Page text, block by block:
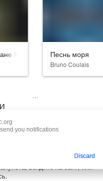
Кошмаров Песнь моря
Bruno Coulais
...
комментарии, создавать
войдите на сайт, или
you notifications
Discard